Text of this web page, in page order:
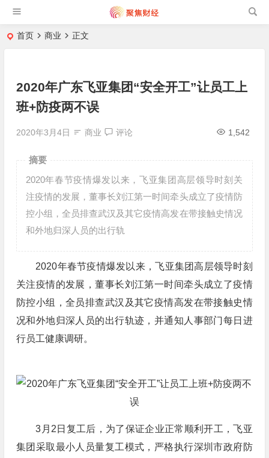
首页 商业 正文
2020年广东飞亚集团“安全开工”让员工上
班+防疫两不误
2020年3月4日 商业 评论 1,542
摘要
2020年春节疫情爆发以来，飞亚集团高层领导时刻关
注疫情的发展，董事长刘江第一时间牵头成立了疫情防
控小组，全员排查武汉及其它疫情高发在带接触史情况
和外地归深人员的出行轨
2020年春节疫情爆发以来，飞亚集团高层领导时刻
关注疫情的发展，董事长刘江第一时间牵头成立了疫情
防控小组，全员排查武汉及其它疫情高发在带接触史情
况和外地归深人员的出行轨迹，并通知人事部门每日进
行员工健康调研。
3月2日复工后，为了保证企业正常顺利开工，飞亚
集团采取最小人员量复工模式，严格执行深圳市政府防